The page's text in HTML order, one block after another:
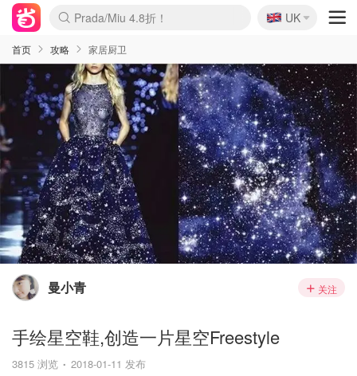
麦卢卡蜂蜜夏促！个位数！
Prada/Miu 4.8折！
啥？必胜客披萨5折！
🇬🇧
UK
首页 攻略 家居厨卫
曼小青 关注
手绘星空鞋,创造一片星空Freestyle
3815 浏览 2018-01-11 发布